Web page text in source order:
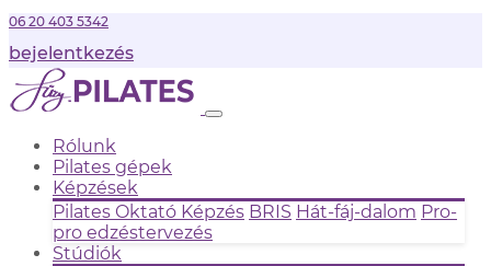
06 20 403 5342
bejelentkezés
Rólunk
Pilates gépek
Képzések
Pilates Oktató Képzés BRIS Hát-fáj-dalom Pro-
pro edzéstervezés
Stúdiók